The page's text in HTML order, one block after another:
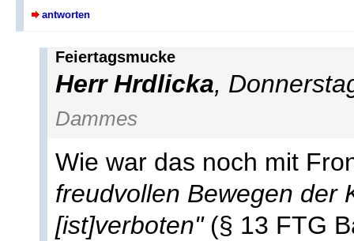
antworten
Feiertagsmucke
Herr Hrdlicka,
Dammes
Wie war das noch mit
freudvollen Bewegen der
[ist]verboten"(§ 13 FTG